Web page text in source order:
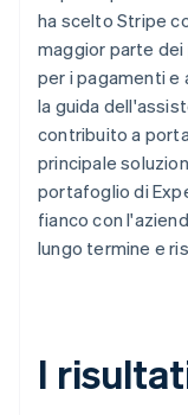
ha scelto Stripe
maggior parte
per i pagamenti e
la guida
contribuito a
principale
portafoglio di
fianco con
lungo termine e
I